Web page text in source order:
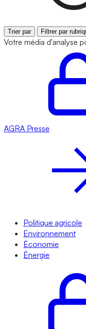
Trier par Filtrer par
Votre média d'analyse
AGRA Presse
Politique agricole
Environnement
Économie
Énergie